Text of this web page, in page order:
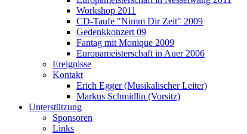
Workshop 2011
CD-Taufe "Nimm Dir Zeit" 2009
Gedenkkonzert 09
Fantag mit Monique 2009
Europameisterschaft in Auer 2006
Ereignisse
Kontakt
Erich Egger (Musikalischer Leiter)
Markus Schmidlin (Vorsitz)
Unterstützung
Sponsoren
Links